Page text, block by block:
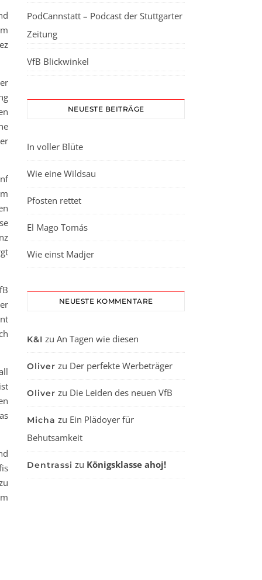
PodCannstatt – Podcast der Stuttgarter
Zeitung
VfB Blickwinkel
NEUESTE BEITRÄGE
In voller Blüte
Wie eine Wildsau
Pfosten rettet
El Mago Tomás
Wie einst Madjer
NEUESTE KOMMENTARE
K&I zu An Tagen wie diesen
Oliver zu Der perfekte Werbeträger
Oliver zu Die Leiden des neuen VfB
Micha zu Ein Plädoyer für
Behutsamkeit
Dentrassi zu Königsklasse ahoj!